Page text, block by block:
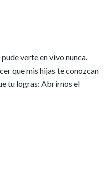
verte en vivo nunca.
que mis hijas te conozcan
tu logras: Abrirnos el